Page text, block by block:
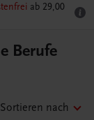
ab 29,00
Berufe
Sortieren nach